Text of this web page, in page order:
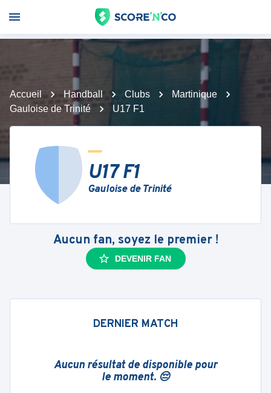
Accueil Handball Clubs
Martinique
Gauloise de Trinité
U17 F1
U17 F1
Gauloise de Trinité
Aucun fan, soyez le premier !
DEVENIR FAN
DERNIER MATCH
Aucun résultat de disponible pour
le moment. 😔